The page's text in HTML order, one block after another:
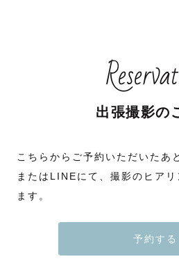
出張撮影の
こちらからご予約いただいたあ
またはLINEにて、撮影のヒアリ
ます。
予約する